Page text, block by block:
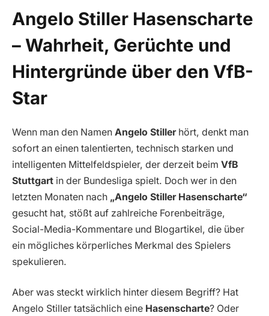
Angelo Stiller Hasenscharte
– Wahrheit, Gerüchte und
Hintergründe über den VfB-
Star
Wenn man den Namen Angelo Stillerhört, denkt man
sofort an einen talentierten, technisch starken und
intelligenten Mittelfeldspieler, der derzeit beim VfB
Stuttgart in der Bundesliga spielt. Doch wer in den
letzten Monaten nach „Angelo Stiller Hasenscharte“
gesucht hat, stößt auf zahlreiche Forenbeiträge,
Social-Media-Kommentare und Blogartikel, die über
ein mögliches körperliches Merkmal des Spielers
spekulieren.
Aber was steckt wirklich hinter diesem Begriff? Hat
Angelo Stiller tatsächlich eine Hasenscharte? Oder